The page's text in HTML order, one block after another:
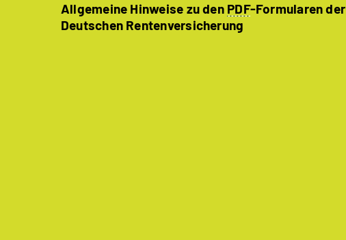
Allgemeine Hinweise zu den PDF-Formularen der
Deutschen Rentenversicherung